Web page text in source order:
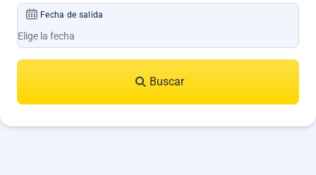
Fecha de salida
Buscar